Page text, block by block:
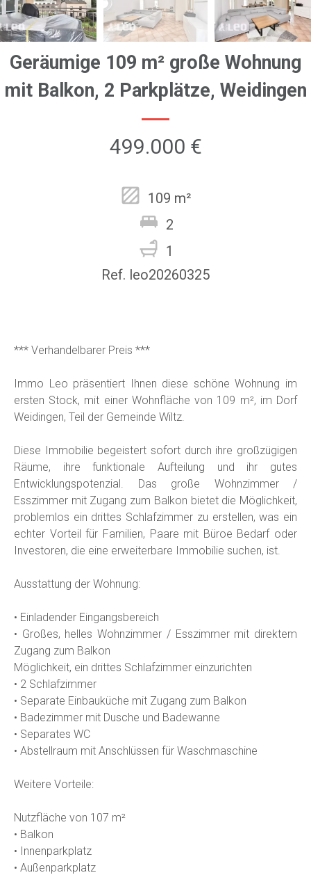
Geräumige 109 m² große Wohnung
mit Balkon, 2 Parkplätze, Weidingen
499.000 €
109 m²
2
1
Ref. leo20260325
*** Verhandelbarer Preis ***
Immo Leo präsentiert Ihnen diese schöne Wohnung im
ersten Stock, mit einer Wohnfläche von 109 m², im Dorf
Weidingen, Teil der Gemeinde Wiltz.
Diese Immobilie begeistert sofort durch ihre großzügigen
Räume, ihre funktionale Aufteilung und ihr gutes
Entwicklungspotenzial. Das große Wohnzimmer /
Esszimmer mit Zugang zum Balkon bietet die Möglichkeit,
problemlos ein drittes Schlafzimmer zu erstellen, was ein
echter Vorteil für Familien, Paare mit Büroe Bedarf oder
Investoren, die eine erweiterbare Immobilie suchen, ist.
Ausstattung der Wohnung:
• Einladender Eingangsbereich
• Großes, helles Wohnzimmer / Esszimmer mit direktem
Zugang zum Balkon
Möglichkeit, ein drittes Schlafzimmer einzurichten
• 2 Schlafzimmer
• Separate Einbauküche mit Zugang zum Balkon
• Badezimmer mit Dusche und Badewanne
• Separates WC
• Abstellraum mit Anschlüssen für Waschmaschine
Weitere Vorteile:
Nutzfläche von 107 m²
• Balkon
• Innenparkplatz
• Außenparkplatz